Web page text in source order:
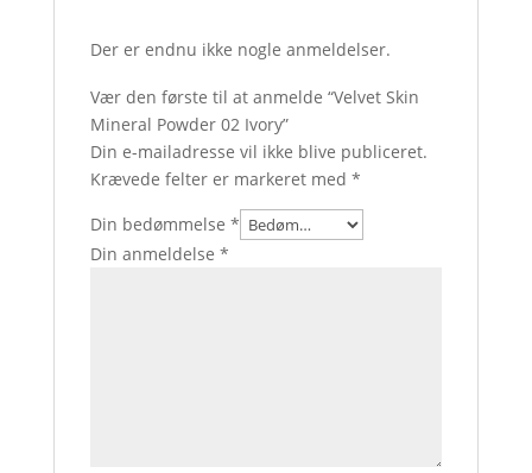
Der er endnu ikke nogle anmeldelser.
Vær den første til at anmelde “Velvet Skin
Mineral Powder 02 Ivory”
Din e-mailadresse vil ikke blive publiceret.
Krævede felter er markeret med *
Din bedømmelse *
Din anmeldelse *